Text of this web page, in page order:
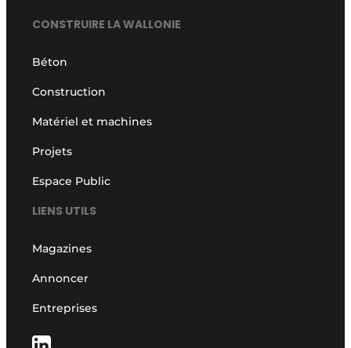
CONSTRUIRE LA WALLONIE
Béton
Construction
Matériel et machines
Projets
Espace Public
LIENS UTILS
Magazines
Annoncer
Entreprises